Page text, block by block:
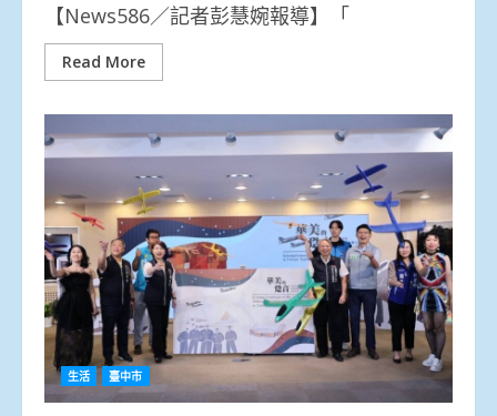
【News586／記者彭慧婉報導】「
Read More
生活 臺中市